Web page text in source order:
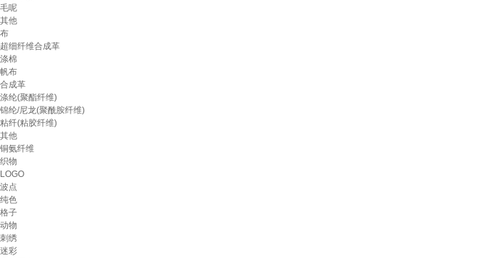
毛呢
其他
布
超细纤维合成革
涤棉
帆布
合成革
涤纶(聚酯纤维)
锦纶/尼龙(聚酰胺纤维)
粘纤(粘胶纤维)
其他
铜氨纤维
织物
LOGO
波点
纯色
格子
动物
刺绣
迷彩